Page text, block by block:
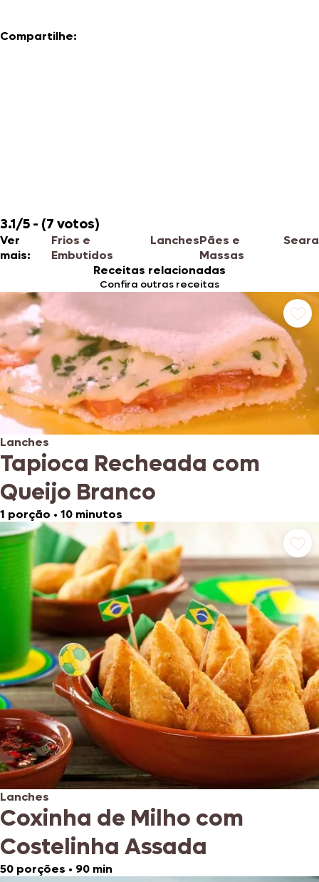
Compartilhe:
3.1/5 - (7 votos)
Ver
mais:
Frios e
Embutidos
LanchesPães e
Massas
Seara
Receitas relacionadas
Confira outras receitas
Lanches
Tapioca Recheada com
Queijo Branco
1 porção • 10 minutos
Lanches
Coxinha de Milho com
Costelinha Assada
50 porções • 90 min